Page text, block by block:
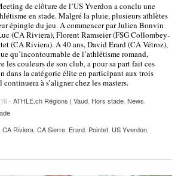
de clôture de l’US Yverdon a conclu une
en stade. Malgré la pluie, plusieurs athlètes
épingle du jeu. A commencer par Julien Bonvin
(CA Riviera), Florent Ramseier (FSG Collombey-
(CA Riviera). A 40 ans, David Erard (CA Vétroz),
qu’incontournable de l’athlétisme romand,
les couleurs de son club, a pour sa part fait ces
dans la catégorie élite en participant aux trois
à s’aligner chez les masters.
- ATHLE.ch Régions | Vaud, Hors stade, News,
CA Riviera, CA Sierre, Erard, Pointet, US Yverdon,